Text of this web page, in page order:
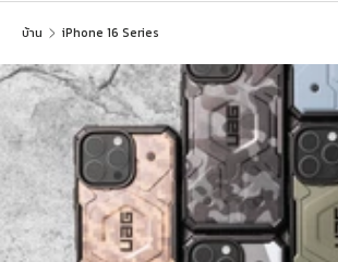
บ้าน iPhone 16 Series